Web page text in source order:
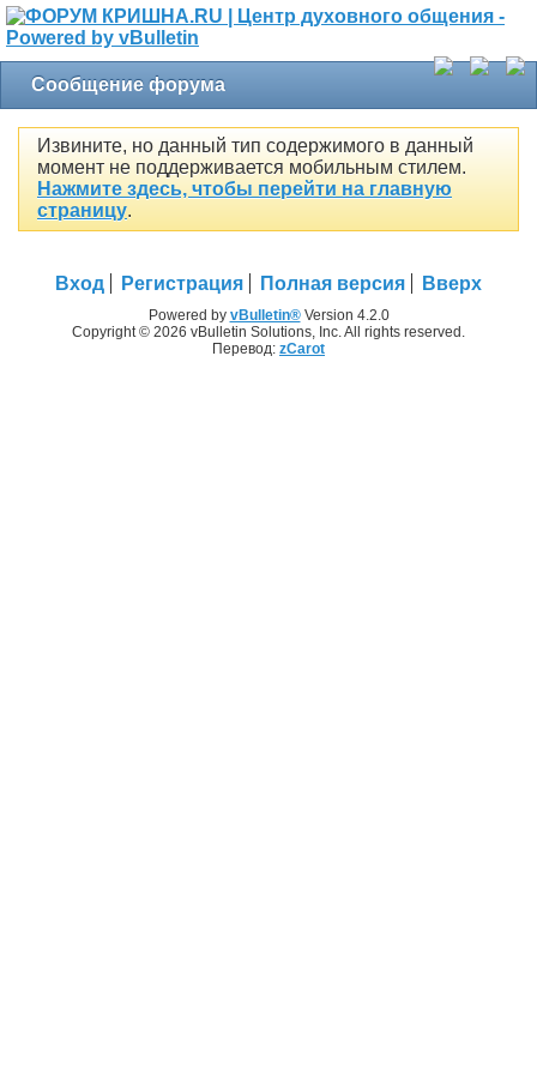
Сообщение форума
Извините, но данный тип содержимого в данный
момент не поддерживается мобильным стилем.
Нажмите здесь, чтобы перейти на главную
страницу.
Вход Регистрация Полная версия Вверх
Powered by vBulletin®Version 4.2.0
Copyright © 2026 vBulletin Solutions, Inc. All rights reserved.
Перевод: zCarot